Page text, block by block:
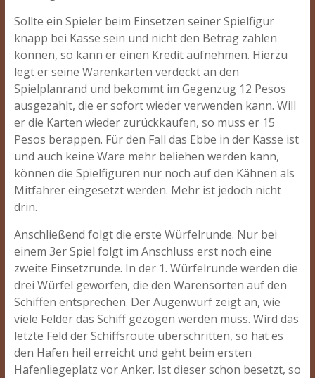
Sollte ein Spieler beim Einsetzen seiner Spielfigur
knapp bei Kasse sein und nicht den Betrag zahlen
können, so kann er einen Kredit aufnehmen. Hierzu
legt er seine Warenkarten verdeckt an den
Spielplanrand und bekommt im Gegenzug 12 Pesos
ausgezahlt, die er sofort wieder verwenden kann. Will
er die Karten wieder zurückkaufen, so muss er 15
Pesos berappen. Für den Fall das Ebbe in der Kasse ist
und auch keine Ware mehr beliehen werden kann,
können die Spielfiguren nur noch auf den Kähnen als
Mitfahrer eingesetzt werden. Mehr ist jedoch nicht
drin.
Anschließend folgt die erste Würfelrunde. Nur bei
einem 3er Spiel folgt im Anschluss erst noch eine
zweite Einsetzrunde. In der 1. Würfelrunde werden die
drei Würfel geworfen, die den Warensorten auf den
Schiffen entsprechen. Der Augenwurf zeigt an, wie
viele Felder das Schiff gezogen werden muss. Wird das
letzte Feld der Schiffsroute überschritten, so hat es
den Hafen heil erreicht und geht beim ersten
Hafenliegeplatz vor Anker. Ist dieser schon besetzt, so